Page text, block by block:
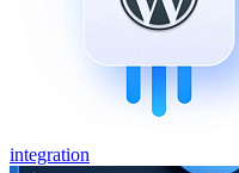
integration